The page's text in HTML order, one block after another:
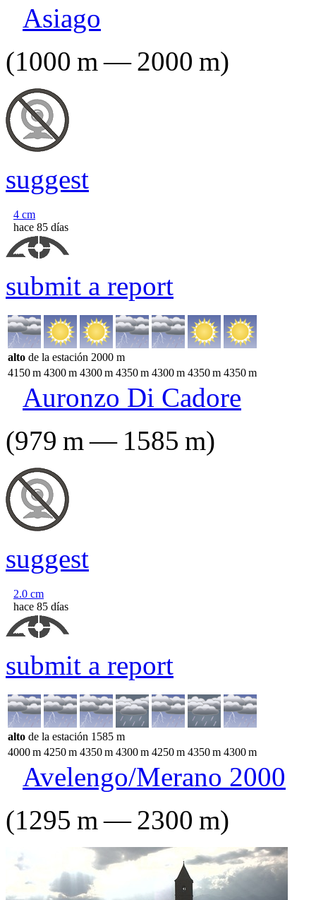
Asiago
(1000 m—2000 m)
suggest
4 cm
hace 85 días
submit a report
alto de la estación 2000 m
4150m 4300m 4300m 4350m 4300m 4350m 4350m
Auronzo Di Cadore
(979 m— 1585 m)
suggest
2.0 cm
hace 85 días
submit a report
alto de la estación 1585 m
4000m 4250m 4350m 4300m 4250m 4350m 4300m
Avelengo/Merano 2000
(1295 m—2300 m)